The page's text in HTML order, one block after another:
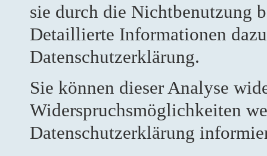
sie durch die Nichtbenutzung
Detaillierte Informationen
Datenschutzerklärung.
Sie können dieser Analyse
Widerspruchsmöglichkeiten
Datenschutzerklärung